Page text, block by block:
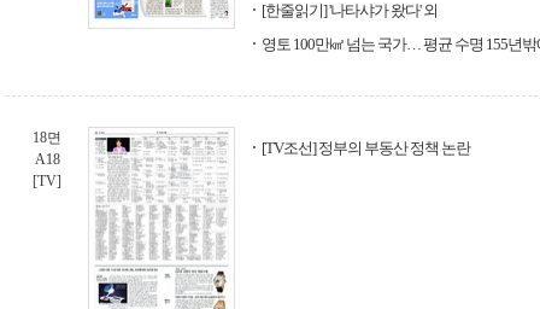
[한줄읽기] '나타샤가 왔다' 외
영토 100만㎢ 넘는 국가… 평균 수명 155년밖
18면
A18
[TV]
[TV조선] 정부의 부동산 정책 논란